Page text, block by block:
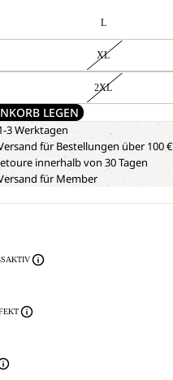
L
XL
2XL
LEGEN
3 Werktagen
für Bestellungen über 100 €
innerhalb von 30 Tagen
für Member